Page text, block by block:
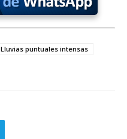
Lluvias puntuales intensas